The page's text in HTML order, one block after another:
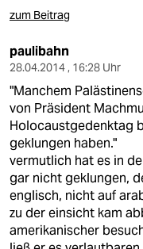
zum Beitrag
paulibahn
28.04.2014 , 16:28 Uhr
"Manchem
von Präsident
Holocaustgedenktag
geklungen haben."
vermutlich hat es in
gar nicht geklungen,
englisch, nicht auf
zu der einsicht kam
amerikanischer